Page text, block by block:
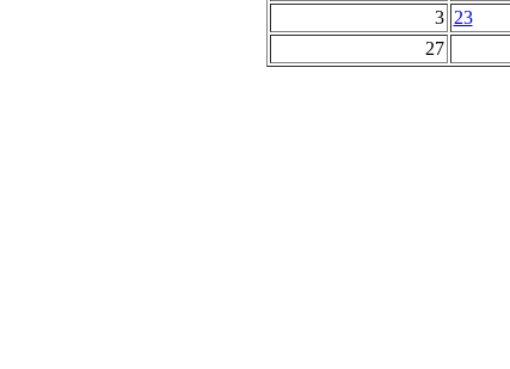
3 23
27